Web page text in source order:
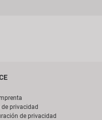
de privacidad
de privacidad